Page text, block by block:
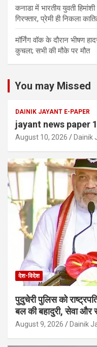
कनाडा में भारतीय युवती
गिरफ्तार, प्रेमी ही निकला
मॉर्निंग वॉक के दौरान भीषण
कुचला; सभी की मौके पर मौत
You may Missed
DAINIK JAYANT E-PAPER
jayant news paper
August 10, 2026 Dainik
देश-विदेश
पुदुचेरी पुलिस को
बल की बहादुरी, सेवा और
August 9, 2026 Dainik